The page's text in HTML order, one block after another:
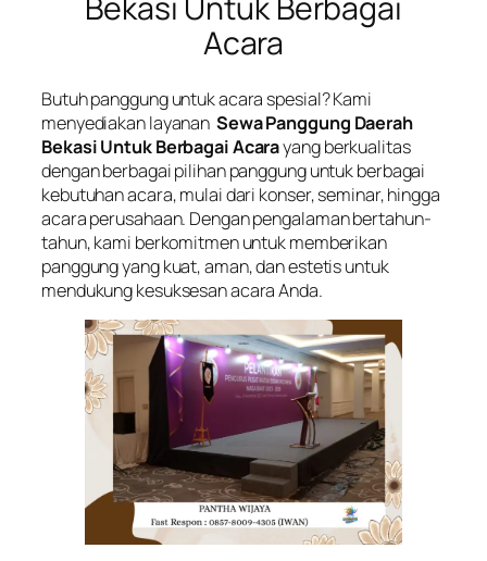
Bekasi Untuk Berbagai
Acara
Butuh panggung untuk acara spesial? Kami
menyediakan layanan Sewa Panggung Daerah
Bekasi Untuk Berbagai Acarayang berkualitas
dengan berbagai pilihan panggung untuk berbagai
kebutuhan acara, mulai dari konser, seminar, hingga
acara perusahaan. Dengan pengalaman bertahun-
tahun, kami berkomitmen untuk memberikan
panggung yang kuat, aman, dan estetis untuk
mendukung kesuksesan acara Anda.